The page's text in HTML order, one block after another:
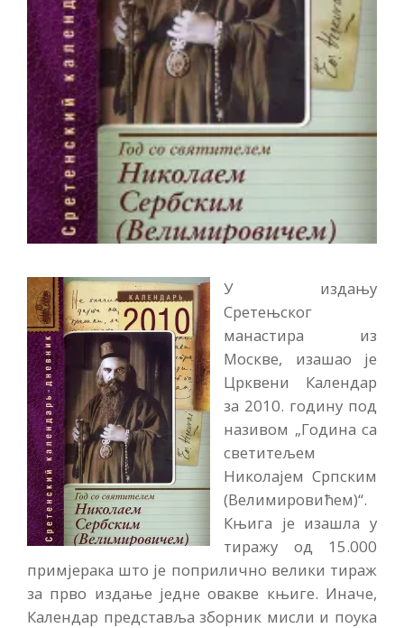
У издању
Сретењског
манастира из
Москве, изашао је
Црквени Календар
за 2010. годину под
називом „Година са
светитељем
Николајем Српским
(Велимировићем)“.
Књига је изашла у
тиражу од 15.000
примjерака што је поприлично велики тираж
за прво издање једне овакве књиге. Иначе,
Календар представља зборник мисли и поука